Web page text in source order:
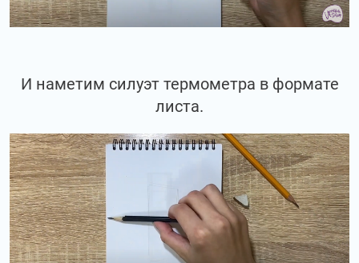
И наметим силуэт термометра в формате
листа.